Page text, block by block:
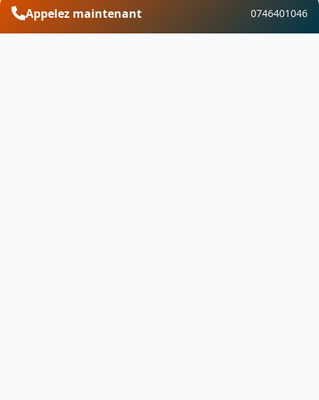
Financement et aides
Appelez maintenant 0746401046